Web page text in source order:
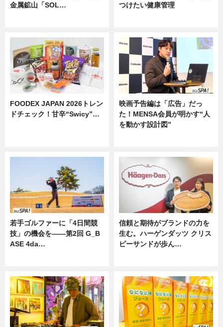
金属鉱山「SOL…
つけたい健康管理
FOODEX JAPAN 2026トレン
ドチェック！甘辛“Swicy”…
映画予告編は「広告」だっ
た！MENSA会員が明かす“人
を動かす設計図”
若手ゴルファーに「4日間競
技」の機会を——第2回 G_B
ASE 4da…
信頼と期待がブランドの力を
生む。ハーゲンダッツ クリス
ピーサンドが歩ん…